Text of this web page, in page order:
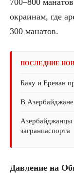
700–800
окраинам, где
300 манатов.
ПОСЛЕДНИЕ
Баку и Ереван
В
Азербайджанцы
загранпаспорта
Давление на